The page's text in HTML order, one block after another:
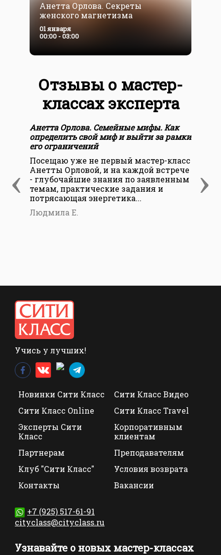
Анетта Орлова. Секреты
женского магнетизма
01 января
00:00 - 03:00
Отзывы о мастер-
классах эксперта
‹ ›
Анетта Орлова. Семейные мифы. Как
определить свой миф и выйти за рамки
его ограничений
Посещаю уже не первый мастер-класс
Анетты Орловой, и на каждой встрече
- глубочайшие знания по заявленным
темам, практические задания и
потрясающая энергетика...
Людмила Е.
Учись у лучших!
Новинки Сити Класс
Сити Класс Видео
Сити Класс Online
Сити Класс Travel
Эксперты Сити
Класс
Корпоративным
клиентам
Партнерам
Преподавателям
Клуб "Сити Класс"
Условия возврата
Контакты
Вакансии
+7 (925) 517-61-91
cityclass@cityclass.ru
Узнавайте о новых мастер-классах